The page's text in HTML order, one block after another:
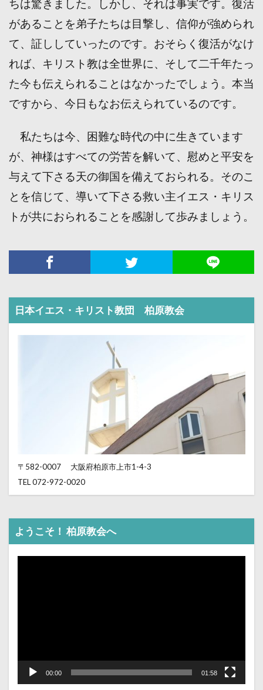
ちは驚きました。しかし、それは事実です。復活
があることを弟子たちは目撃し、信仰が強められ
て、証ししていったのです。おそらく復活がなけ
れば、キリスト教は全世界に、そして二千年たっ
た今も伝えられることはなかったでしょう。本当
ですから、今日もなお伝えられているのです。
私たちは今、困難な時代の中に生きています
が、神様はすべての労苦を解いて、慰めと平安を
与えて下さる天の御国を備えておられる。そのこ
とを信じて、導いて下さる救い主イエス・キリス
トが共におられることを感謝して歩みましょう。
日本イエス・キリスト教団 柏原教会
〒582-0007
大阪府柏原市上市1-4-3
TEL 072-972-0020
ようこそ！ 柏原教会へ
動
00:00 01:58